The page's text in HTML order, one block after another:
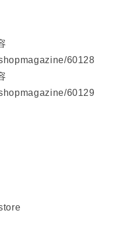
60128
60129